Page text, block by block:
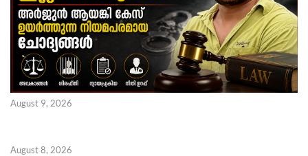
August 9, 2026
August 8, 2026